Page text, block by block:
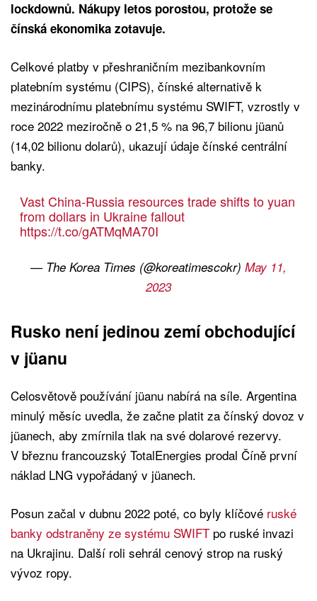
lockdownů. Nákupy letos porostou, protože se
čínská ekonomika zotavuje.
Celkové platby v přeshraničním mezibankovním
platebním systému (CIPS), čínské alternativě k
mezinárodnímu platebnímu systému SWIFT, vzrostly v
roce 2022 meziročně o 21,5 % na 96,7 bilionu jüanů
(14,02 bilionu dolarů), ukazují údaje čínské centrální
banky.
Vast China-Russia resources trade shifts to yuan
from dollars in Ukraine fallout
https://t.co/gATMqMA70I
— The Korea Times (@koreatimescokr) May 11,
2023
Rusko není jedinou zemí obchodující
v jüanu
Celosvětově používání jüanu nabírá na síle. Argentina
minulý měsíc uvedla, že začne platit za čínský dovoz v
jüanech, aby zmírnila tlak na své dolarové rezervy.
V březnu francouzský TotalEnergies prodal Číně první
náklad LNG vypořádaný v jüanech.
Posun začal v dubnu 2022 poté, co byly klíčové ruské
banky odstraněny ze systému SWIFT po ruské invazi
na Ukrajinu. Další roli sehrál cenový strop na ruský
vývoz ropy.